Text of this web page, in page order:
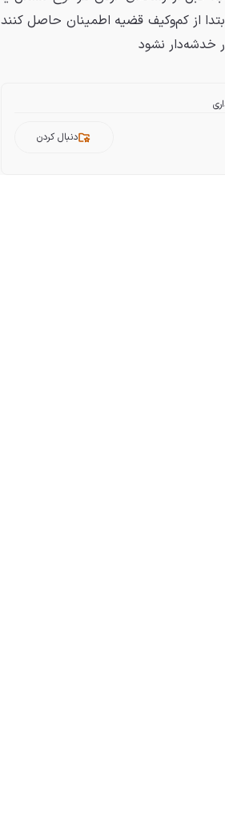
از کم‌و‌کیف قضیه اطمینان حاصل کنند
خدشه‌دار نشود
دنبال کردن